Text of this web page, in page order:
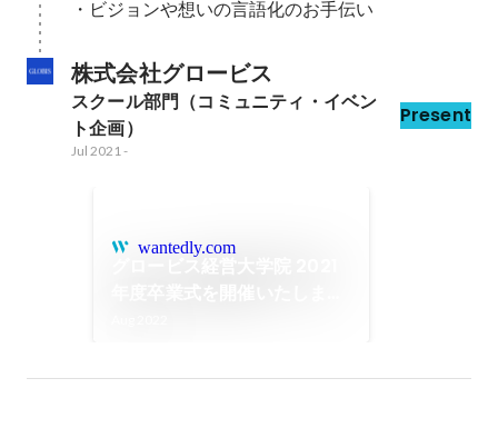
・ビジョンや想いの言語化のお手伝い
株式会社グロービス
スクール部門（コミュニティ・イベン
ト企画）
Present
Jul 2021 -
wantedly.com